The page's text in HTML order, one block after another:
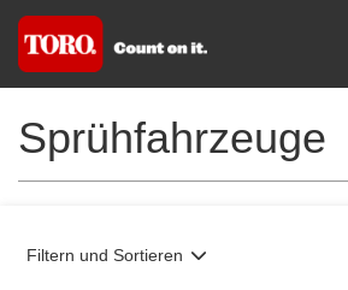
Sprühfahrzeuge
Filtern und Sortieren